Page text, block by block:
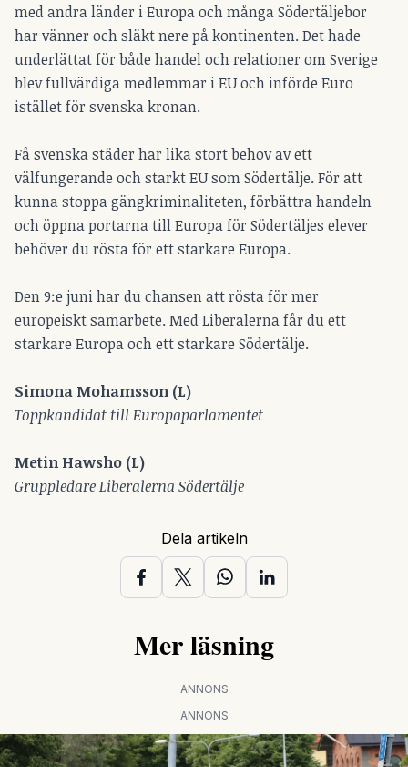
med andra länder i Europa och många Södertäljebor
har vänner och släkt nere på kontinenten. Det hade
underlättat för både handel och relationer om Sverige
blev fullvärdiga medlemmar i EU och införde Euro
istället för svenska kronan.
Få svenska städer har lika stort behov av ett
välfungerande och starkt EU som Södertälje. För att
kunna stoppa gängkriminaliteten, förbättra handeln
och öppna portarna till Europa för Södertäljes elever
behöver du rösta för ett starkare Europa.
Den 9:e juni har du chansen att rösta för mer
europeiskt samarbete. Med Liberalerna får du ett
starkare Europa och ett starkare Södertälje.
Simona Mohamsson (L)
Toppkandidat till Europaparlamentet
Metin Hawsho (L)
Gruppledare Liberalerna Södertälje
Dela artikeln
Mer läsning
ANNONS
ANNONS